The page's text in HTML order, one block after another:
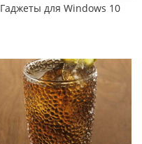
Гаджеты для Windows 10